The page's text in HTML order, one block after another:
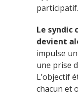
participatif.
Le
devient
impulse
une prise
L’objectif
chacun et